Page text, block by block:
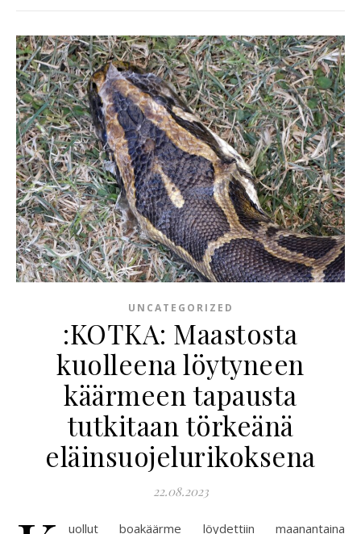
UNCATEGORIZED
:KOTKA: Maastosta
kuolleena löytyneen
käärmeen tapausta
tutkitaan törkeänä
eläinsuojelurikoksena
22.08.2023
uollut boakäärme löydettiin maanantaina